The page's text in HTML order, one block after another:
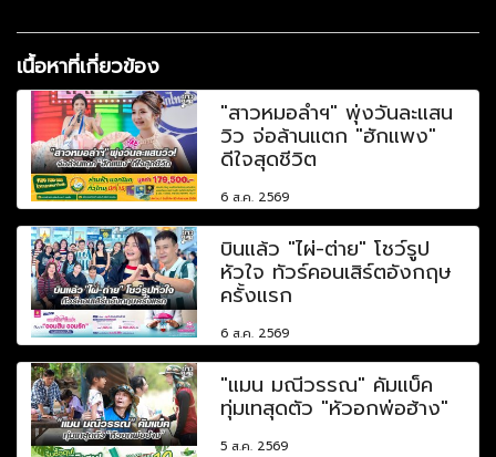
เนื้อหาที่เกี่ยวข้อง
"สาวหมอลำฯ" พุ่งวันละแสน
วิว จ่อล้านแตก "ฮักแพง"
ดีใจสุดชีวิต
6 ส.ค. 2569
บินแล้ว "ไผ่-ต่าย" โชว์รูป
หัวใจ ทัวร์คอนเสิร์ตอังกฤษ
ครั้งแรก
6 ส.ค. 2569
"แมน มณีวรรณ" คัมแบ็ค
ทุ่มเทสุดตัว "หัวอกพ่อฮ้าง"
5 ส.ค. 2569